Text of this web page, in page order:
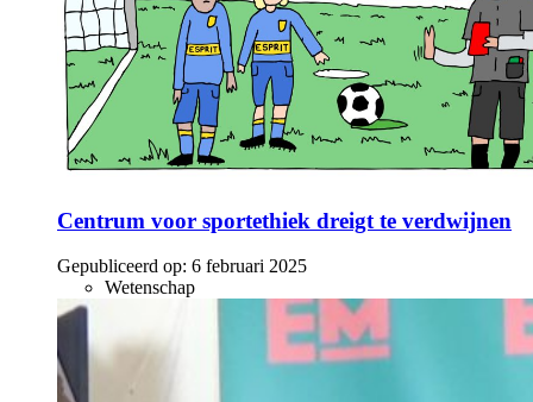
Centrum voor sportethiek dreigt te verdwijnen
Gepubliceerd op: 6 februari 2025
Wetenschap